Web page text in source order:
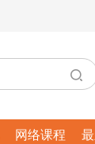
网络课程